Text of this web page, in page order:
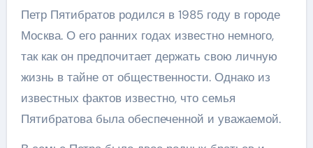
Петр Пятибратов родился в 1985 году в городе
Москва. О его ранних годах известно немного,
так как он предпочитает держать свою личную
жизнь в тайне от общественности. Однако из
известных фактов известно, что семья
Пятибратова была обеспеченной и уважаемой.